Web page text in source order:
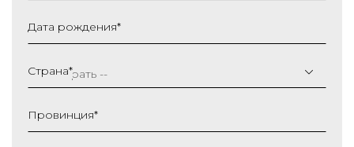
Дата рождения*
слеш
ММ
ГГГГ
Страна*
Провинция*